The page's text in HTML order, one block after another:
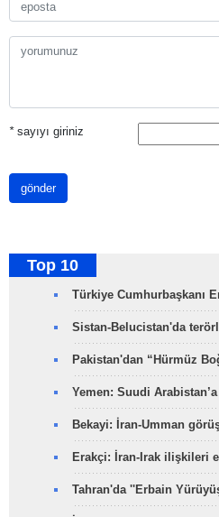
*sayıyı giriniz
gönder
Top 10
Türkiye Cumhurbaşkanı
Sistan-Belucistan'da
Pakistan'dan “Hürmüz
Yemen: Suudi
Bekayi: İran-Umman
Erakçi: İran-Irak ilişkileri
Tahran'da ''Erbain